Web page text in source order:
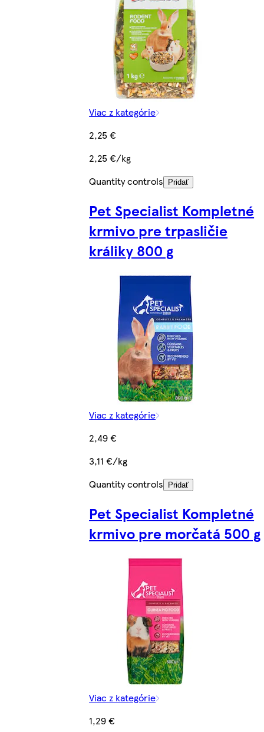
Viac z kategórie
2,25 €
2,25 €/kg
Quantity controls
Pridať
Pet Specialist Kompletné
krmivo pre trpasličie
králiky 800 g
Viac z kategórie
2,49 €
3,11 €/kg
Quantity controls
Pridať
Pet Specialist Kompletné
krmivo pre morčatá 500 g
Viac z kategórie
1,29 €